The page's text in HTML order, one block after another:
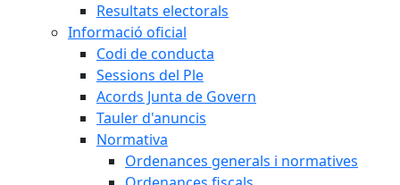
Resultats electorals
Informació oficial
Codi de conducta
Sessions del Ple
Acords Junta de Govern
Tauler d'anuncis
Normativa
Ordenances generals i normatives